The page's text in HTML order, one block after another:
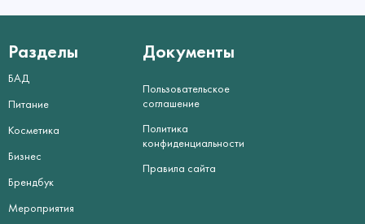
Разделы
БАД
Питание
Косметика
Бизнес
Брендбук
Мероприятия
Документы
Пользовательское
соглашение
Политика
конфиденциальности
Правила сайта